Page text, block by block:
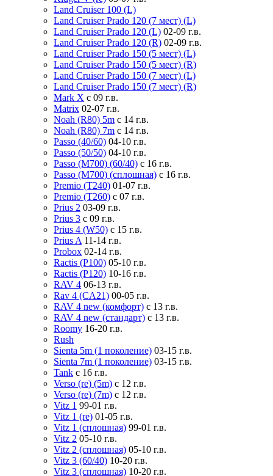
Land Cruiser 100 (L)
Land Cruiser Prado 120 (7 мест) (L)
Land Cruiser Prado 120 (L) 02-09 г.в.
Land Cruiser Prado 120 (R) 02-09 г.в.
Land Cruiser Prado 150 (5 мест) (L)
Land Cruiser Prado 150 (5 мест) (R)
Land Cruiser Prado 150 (7 мест) (L)
Land Cruiser Prado 150 (7 мест) (R)
Mark X с 09 г.в.
Matrix 02-07 г.в.
Noah (R80) 5m с 14 г.в.
Noah (R80) 7m с 14 г.в.
Passo (40/60) 04-10 г.в.
Passo (50/50) 04-10 г.в.
Passo (M700) (60/40) с 16 г.в.
Passo (M700) (сплошная) с 16 г.в.
Premio (T240) 01-07 г.в.
Premio (T260) с 07 г.в.
Prius 2 03-09 г.в.
Prius 3 с 09 г.в.
Prius 4 (W50) с 15 г.в.
Prius A 11-14 г.в.
Probox 02-14 г.в.
Ractis (P100) 05-10 г.в.
Ractis (P120) 10-16 г.в.
RAV 4 06-13 г.в.
Rav 4 (CA21) 00-05 г.в.
RAV 4 new (комфорт) с 13 г.в.
RAV 4 new (стандарт) с 13 г.в.
Roomy 16-20 г.в.
Rush
Sienta 5m (1 поколение) 03-15 г.в.
Sienta 7m (1 поколение) 03-15 г.в.
Tank с 16 г.в.
Verso (re) (5m) с 12 г.в.
Verso (re) (7m) с 12 г.в.
Vitz 1 99-01 г.в.
Vitz 1 (re) 01-05 г.в.
Vitz 1 (сплошная) 99-01 г.в.
Vitz 2 05-10 г.в.
Vitz 2 (сплошная) 05-10 г.в.
Vitz 3 (60/40) 10-20 г.в.
Vitz 3 (сплошная) 10-20 г.в.